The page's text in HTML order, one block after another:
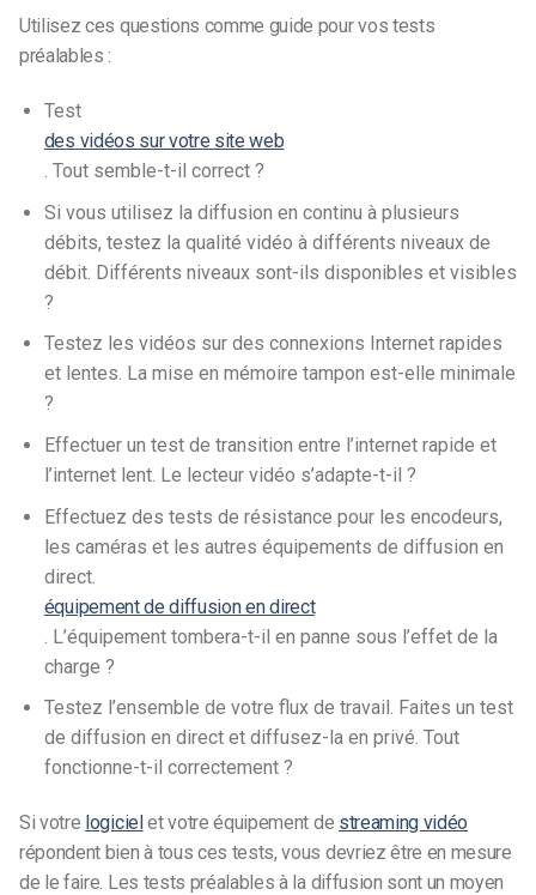
Utilisez ces questions comme guide pour vos tests
préalables :
Test
des vidéos sur votre site web
. Tout semble-t-il correct ?
Si vous utilisez la diffusion en continu à plusieurs
débits, testez la qualité vidéo à différents niveaux de
débit. Différents niveaux sont-ils disponibles et visibles
?
Testez les vidéos sur des connexions Internet rapides
et lentes. La mise en mémoire tampon est-elle minimale
?
Effectuer un test de transition entre l’internet rapide et
l’internet lent. Le lecteur vidéo s’adapte-t-il ?
Effectuez des tests de résistance pour les encodeurs,
les caméras et les autres équipements de diffusion en
direct.
équipement de diffusion en direct
. L’équipement tombera-t-il en panne sous l’effet de la
charge ?
Testez l’ensemble de votre flux de travail. Faites un test
de diffusion en direct et diffusez-la en privé. Tout
fonctionne-t-il correctement ?
Si votre logicielet votre équipement de streaming vidéo
répondent bien à tous ces tests, vous devriez être en mesure
de le faire. Les tests préalables à la diffusion sont un moyen